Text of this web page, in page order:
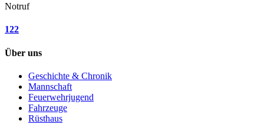
Notruf
122
Über uns
Geschichte & Chronik
Mannschaft
Feuerwehrjugend
Fahrzeuge
Rüsthaus